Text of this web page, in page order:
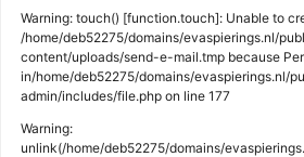
Warning: touch() [function.touch]: Unable to
/home/deb52275/domains/evaspierings.nl/
content/uploads/send-e-mail.tmp because
in/home/deb52275/domains/evaspierings.nl/
admin/includes/file.php on line 177
Warning:
unlink(/home/deb52275/domains/